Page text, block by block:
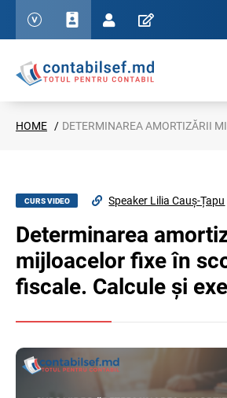
HOME DETERMINAREA AMORTIZĂRII MIJLOACELOR FIXE ÎN SCOPURI FISCALE. CALCULE
CURS VIDEO Speaker Lilia Cauș-Țapu
Determinarea
mijloacelor fixe în
fiscale. Calcule și